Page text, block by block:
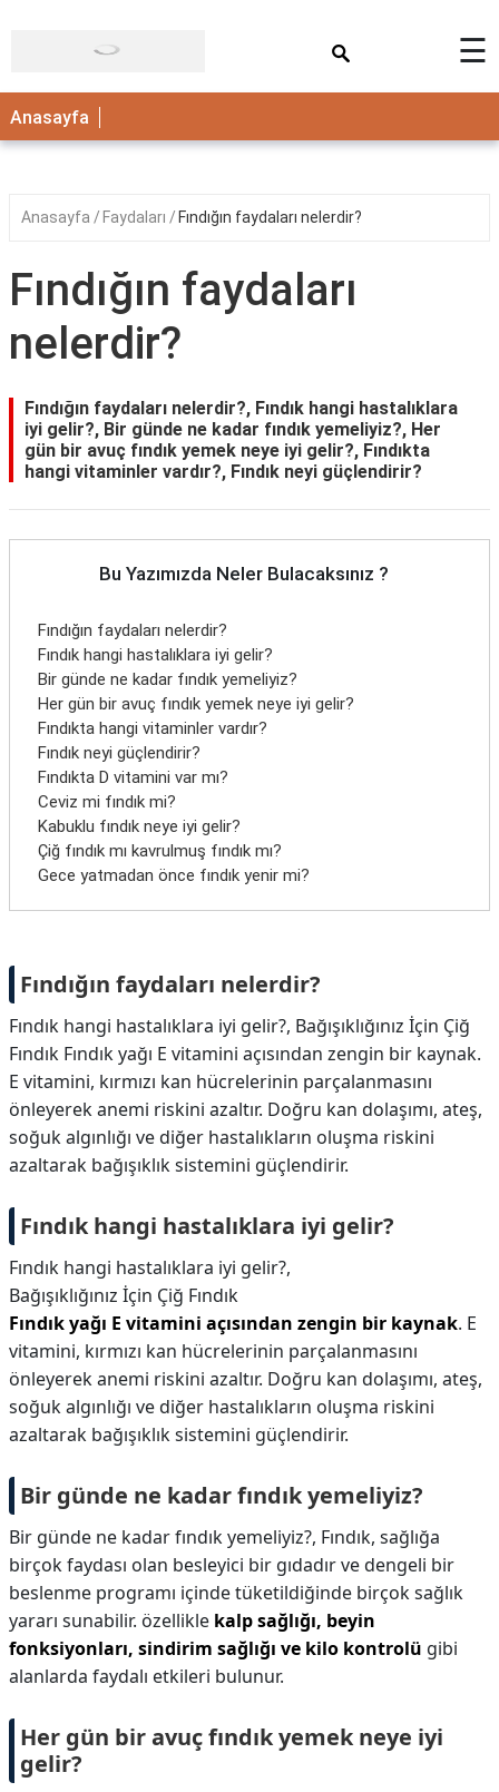
ANASAYFA
☰
Anasayfa
Anasayfa Faydaları Fındığın faydaları nelerdir?
Fındığın faydaları
nelerdir?
Fındığın faydaları nelerdir?, Fındık hangi hastalıklara
iyi gelir?, Bir günde ne kadar fındık yemeliyiz?, Her
gün bir avuç fındık yemek neye iyi gelir?, Fındıkta
hangi vitaminler vardır?, Fındık neyi güçlendirir?
Bu Yazımızda Neler Bulacaksınız ?
Fındığın faydaları nelerdir?
Fındık hangi hastalıklara iyi gelir?
Bir günde ne kadar fındık yemeliyiz?
Her gün bir avuç fındık yemek neye iyi gelir?
Fındıkta hangi vitaminler vardır?
Fındık neyi güçlendirir?
Fındıkta D vitamini var mı?
Ceviz mi fındık mi?
Kabuklu fındık neye iyi gelir?
Çiğ fındık mı kavrulmuş fındık mı?
Gece yatmadan önce fındık yenir mi?
Fındığın faydaları nelerdir?
Fındık hangi hastalıklara iyi gelir?, Bağışıklığınız İçin Çiğ
Fındık Fındık yağı E vitamini açısından zengin bir kaynak.
E vitamini, kırmızı kan hücrelerinin parçalanmasını
önleyerek anemi riskini azaltır. Doğru kan dolaşımı, ateş,
soğuk algınlığı ve diğer hastalıkların oluşma riskini
azaltarak bağışıklık sistemini güçlendirir.
Fındık hangi hastalıklara iyi gelir?
Fındık hangi hastalıklara iyi gelir?,
Bağışıklığınız İçin Çiğ Fındık
Fındık yağı E vitamini açısından zengin bir kaynak. E
vitamini, kırmızı kan hücrelerinin parçalanmasını
önleyerek anemi riskini azaltır. Doğru kan dolaşımı, ateş,
soğuk algınlığı ve diğer hastalıkların oluşma riskini
azaltarak bağışıklık sistemini güçlendirir.
Bir günde ne kadar fındık yemeliyiz?
Bir günde ne kadar fındık yemeliyiz?, Fındık, sağlığa
birçok faydası olan besleyici bir gıdadır ve dengeli bir
beslenme programı içinde tüketildiğinde birçok sağlık
yararı sunabilir. özellikle kalp sağlığı, beyin
fonksiyonları, sindirim sağlığı ve kilo kontrolü gibi
alanlarda faydalı etkileri bulunur.
Her gün bir avuç fındık yemek neye iyi
gelir?